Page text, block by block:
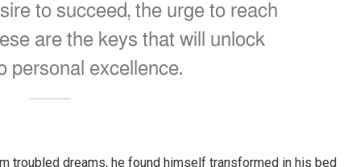
to succeed, the urge to reach
are the keys that will unlock
personal excellence.
troubled dreams, he found himself transformed in his bed